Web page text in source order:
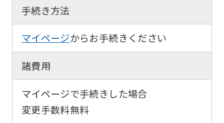
手続き方法
マイページからお手続きください
諸費用
マイページで手続きした場合
変更手数料無料
Click
the
link
(start